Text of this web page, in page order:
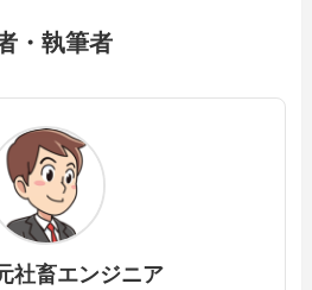
・執筆者
社畜エンジニア